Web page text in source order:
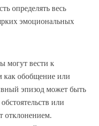
определять весь
эмоциональных
могут вести к
как обобщение или
эпизод может быть
или
отклонением.